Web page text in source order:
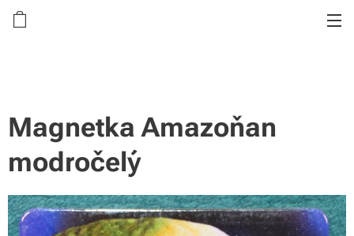
Magnetka Amazoňan
modročelý